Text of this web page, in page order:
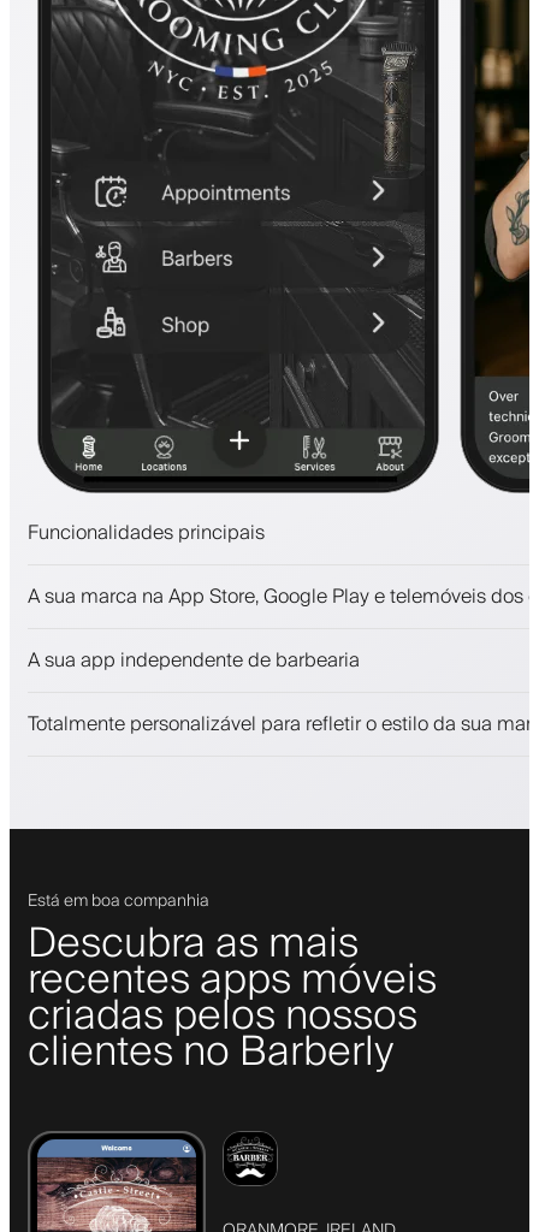
Funcionalidades principais
Pagamentos, caução
Fidelize clientes com um programa de fidelização
A sua marca na App Store, Google Play e telemóveis dos
A sua app independente de barbearia
Totalmente personalizável para refletir o estilo da sua
Está em boa companhia
Descubra as mais
recentes apps móveis
criadas pelos nossos
clientes no Barberly